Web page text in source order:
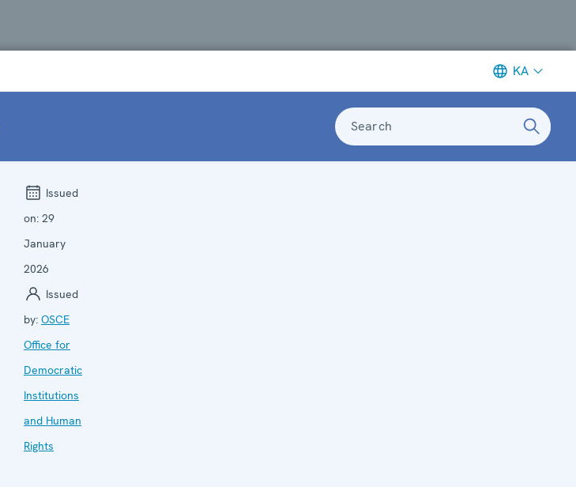
KA
Search
Issued
on: 29
January
2026
Issued
by: OSCE
Office for
Democratic
Institutions
and Human
Rights